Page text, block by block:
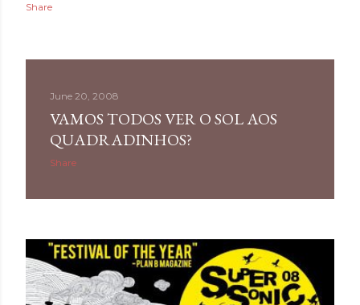
Share
June 20, 2008
VAMOS TODOS VER O SOL AOS
QUADRADINHOS?
Share